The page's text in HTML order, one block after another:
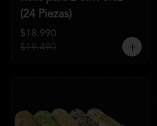
(24 Piezas)
$18.990
$19.490